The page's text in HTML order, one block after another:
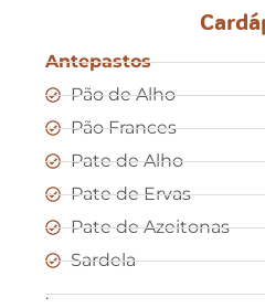
Antepastos
Pão de Alho
Pão Frances
Pate de Alho
Pate de Ervas
Pate de Azeitonas
Sardela
.